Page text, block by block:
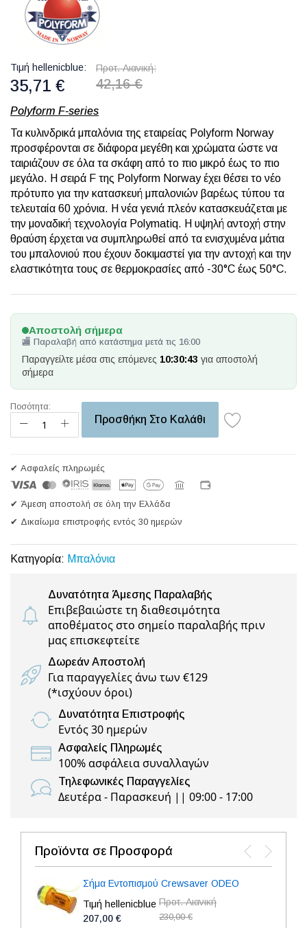
Τιμή hellenicblue
35,71 €
Προτ. Λιανική
42,16 €
Polyform F-series
Τα κυλινδρικά μπαλόνια της εταιρείας Polyform Norway
προσφέρονται σε διάφορα μεγέθη και χρώματα ώστε να
ταιριάζουν σε όλα τα σκάφη από το πιο μικρό έως το πιο
μεγάλο. Η σειρά F της Polyform Norway έχει θέσει το νέο
πρότυπο για την κατασκευή μπαλονιών βαρέως τύπου τα
τελευταία 60 χρόνια. Η νέα γενιά πλεόν κατασκευάζεται με
την μοναδική τεχνολογία Polymatiq. Η υψηλή αντοχή στην
θραύση έρχεται να συμπληρωθεί από τα ενισχυμένα μάτια
του μπαλονιού που έχουν δοκιμαστεί για την αντοχή και την
ελαστικότητα τους σε θερμοκρασίες από -30°C έως 50°C.
Αποστολή σήμερα
🏬 Παραλαβή από κατάστημα μετά τις 16:00
Παραγγείλτε μέσα στις επόμενες 10:30:43 για αποστολή
σήμερα
Ποσότητα:
Προσθήκη Στο Καλάθι
✔ Ασφαλείς πληρωμές
✔ Άμεση αποστολή σε όλη την Ελλάδα
✔ Δικαίωμα επιστροφής εντός 30 ημερών
Κατηγορία: Μπαλόνια
Δυνατότητα Άμεσης Παραλαβής
Επιβεβαιώστε τη διαθεσιμότητα
αποθέματος στο σημείο παραλαβής πριν
μας επισκεφτείτε
Δωρεάν Αποστολή
Για παραγγελίες άνω των €129
(*ισχύουν όροι)
Δυνατότητα Επιστροφής
Εντός 30 ημερών
Ασφαλείς Πληρωμές
100% ασφάλεια συναλλαγών
Τηλεφωνικές Παραγγελίες
Δευτέρα - Παρασκευή || 09:00 - 17:00
Προϊόντα σε Προσφορά
Σήμα Εντοπισμού Crewsaver ODEO
Τιμή hellenicblue
207,00 €
Προτ. Λιανική
230,00 €